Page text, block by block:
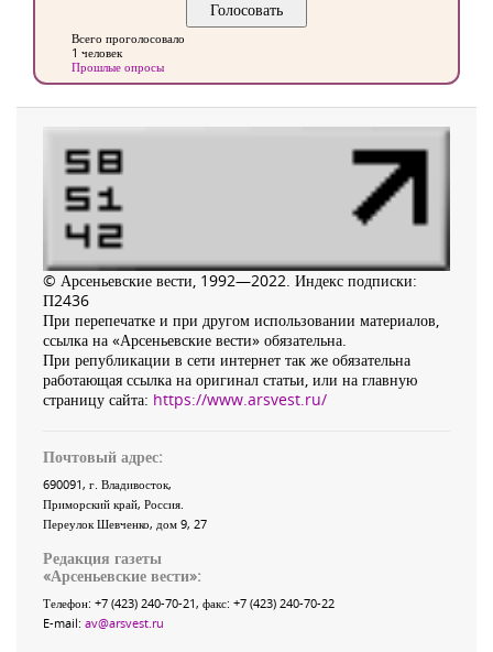
Всего проголосовало
1 человек
Прошлые опросы
© Арсеньевские вести, 1992—2022. Индекс подписки:
П2436
При перепечатке и при другом использовании материалов,
ссылка на «Арсеньевские вести» обязательна.
При републикации в сети интернет так же обязательна
работающая ссылка на оригинал статьи, или на главную
страницу сайта: https://www.arsvest.ru/
Почтовый адрес:
690091, г. Владивосток,
Приморский край, Россия
Переулок Шевченко, дом 9, 27
Редакция газеты
«Арсеньевские вести»:
Телефон: +7 (423) 240-70-21, факс: +7 (423) 240-70-22
E-mail: av@arsvest.ru